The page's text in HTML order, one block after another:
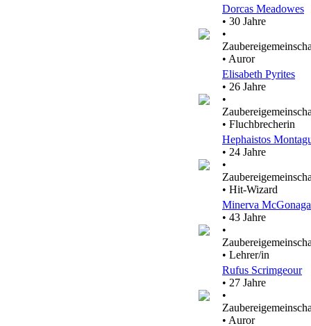
Dorcas Meadowes
• 30 Jahre
•
• Auror
Elisabeth Pyrites
• 26 Jahre
•
• Fluchbrecherin
Hephaistos
• 24 Jahre
•
• Hit-Wizard
Minerva
• 43 Jahre
•
• Lehrer/in
Rufus Scrimgeour
• 27 Jahre
•
• Auror